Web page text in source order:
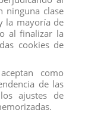
ninguna clase
la mayoría de
al finalizar la
cookies de
como
de las
ajustes de